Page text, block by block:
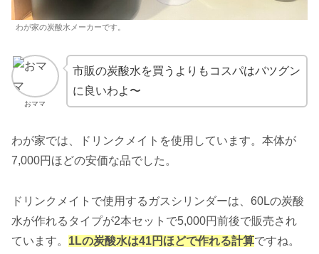
炭酸水メーカーで作れるもの
炭酸水メーカーはコスパを考えて導入を！
わが家の炭酸水メーカーです。
おママ
市販の炭酸水を買うよりもコスパはバツグン
に良いわよ〜
わが家では、ドリンクメイトを使用しています。本体が
7,000円ほどの安価な品でした。
ドリンクメイトで使用するガスシリンダーは、60Lの炭酸
水が作れるタイプが2本セットで5,000円前後で販売され
ています。 1Lの炭酸水は41円ほどで作れる計算ですね。